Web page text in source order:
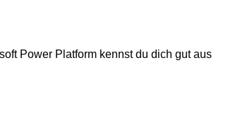
Power Platform kennst du dich gut aus